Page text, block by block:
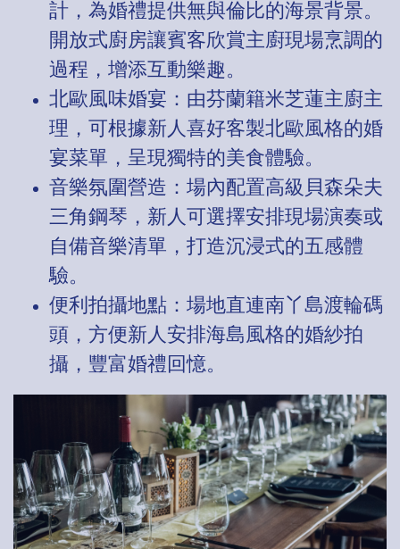
計，為婚禮提供無與倫比的海景背景。
開放式廚房讓賓客欣賞主廚現場烹調的
過程，增添互動樂趣。
北歐風味婚宴：由芬蘭籍米芝蓮主廚主
理，可根據新人喜好客製北歐風格的婚
宴菜單，呈現獨特的美食體驗。
音樂氛圍營造：場內配置高級貝森朵夫
三角鋼琴，新人可選擇安排現場演奏或
自備音樂清單，打造沉浸式的五感體
驗。
便利拍攝地點：場地直連南丫島渡輪碼
頭，方便新人安排海島風格的婚紗拍
攝，豐富婚禮回憶。